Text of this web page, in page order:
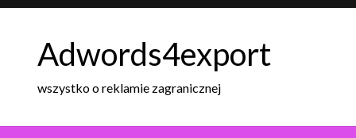
Skip
Adwords4export
wszystko o reklamie zagranicznej